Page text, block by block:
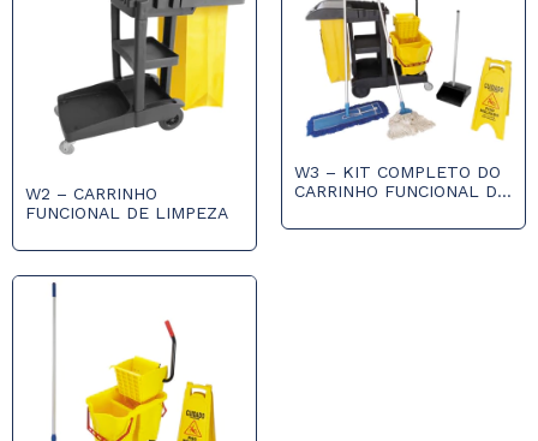
W2 – CARRINHO
FUNCIONAL DE LIMPEZA
W3 – KIT COMPLETO DO
CARRINHO FUNCIONAL DE